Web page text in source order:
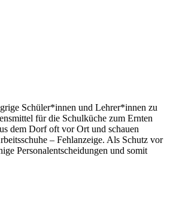
Schüler*innen und Lehrer*innen zu
für die Schulküche zum Ernten
dem Dorf oft vor Ort und schauen
– Fehlanzeige. Als Schutz vor
Personalentscheidungen und somit